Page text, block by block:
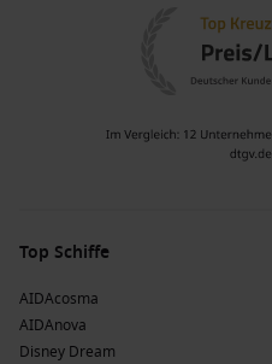
bekannt für seine
spektakuläre Ausblicke auf
Top-Aktivitäten:
ihre malerischen
Aborigines-Kunst zu sehen.
Schönheit.
Top-Aktivitäten: Baden,
Umgebung.
Top Schiffe
AIDAcosma
AIDAnova
Disney Dream